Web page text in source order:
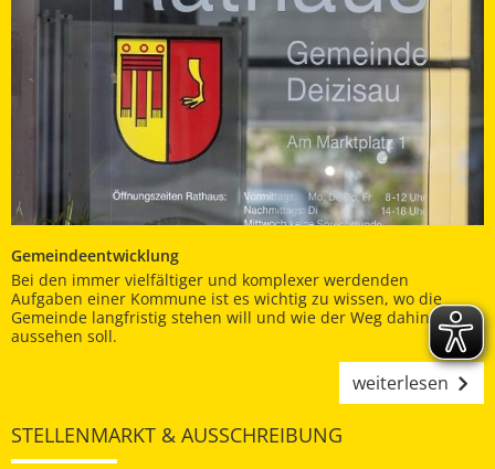
Gemeindeentwicklung
Bei den immer vielfältiger und komplexer werdenden
Aufgaben einer Kommune ist es wichtig zu wissen, wo die
Gemeinde langfristig stehen will und wie der Weg dahin
aussehen soll.
weiterlesen
STELLENMARKT & AUSSCHREIBUNG